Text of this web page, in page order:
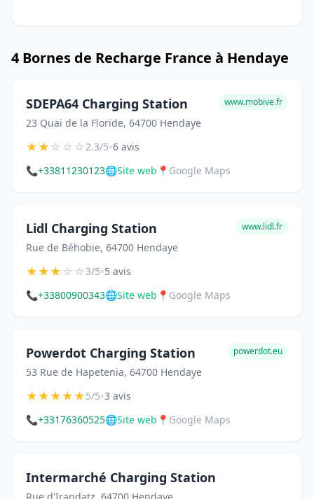
4 Bornes de Recharge France à Hendaye
SDEPA64 Charging Station
23 Quai de la Floride, 64700 Hendaye
www.mobive.fr
★★☆☆☆2.3/5•6 avis
📞+33811230123🌐Site web 📍 Google Maps
Lidl Charging Station
Rue de Béhobie, 64700 Hendaye
www.lidl.fr
★★★☆☆3/5•5 avis
📞+33800900343🌐Site web 📍 Google Maps
Powerdot Charging Station
53 Rue de Hapetenia, 64700 Hendaye
powerdot.eu
★★★★★5/5•3 avis
📞+33176360525🌐Site web 📍 Google Maps
Intermarché Charging Station